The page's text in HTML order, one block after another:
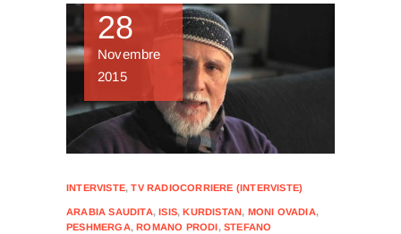
28
Novembre
2015
INTERVISTE,TV RADIOCORRIERE (INTERVISTE)
ARABIA SAUDITA,ISIS,KURDISTAN, MONI OVADIA,
PESHMERGA,ROMANO PRODI,STEFANO